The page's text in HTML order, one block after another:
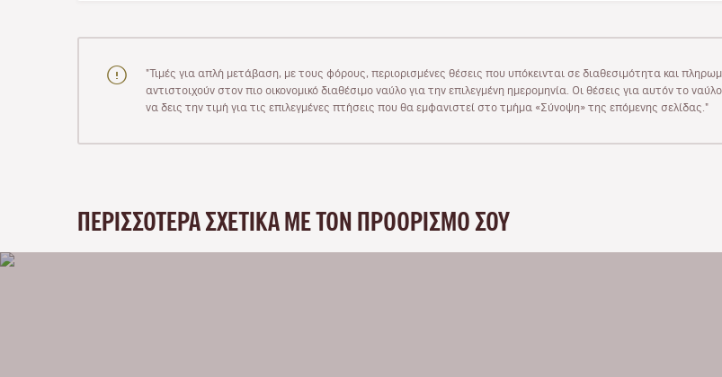
"Τιμές για απλή μετάβαση, με τους φόρους, περιορισμένες θέσεις που υπόκεινται σε διαθεσιμότητα και
αντιστοιχούν στον πιο οικονομικό διαθέσιμο ναύλο για την επιλεγμένη ημερομηνία. Οι θέσεις για αυτόν το
να δεις την τιμή για τις επιλεγμένες πτήσεις που θα εμφανιστεί στο τμήμα «Σύνοψη» της επόμενης σελίδας."
ΠΕΡΙΣΣΌΤΕΡΑ ΣΧΕΤΙΚΆ ΜΕ ΤΟΝ ΠΡΟΟΡΙΣΜΌ ΣΟΥ